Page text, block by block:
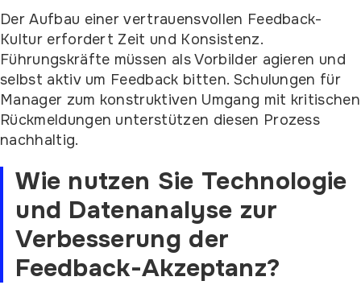
Der Aufbau einer vertrauensvollen Feedback-
Kultur erfordert Zeit und Konsistenz.
Führungskräfte müssen als Vorbilder agieren und
selbst aktiv um Feedback bitten. Schulungen für
Manager zum konstruktiven Umgang mit kritischen
Rückmeldungen unterstützen diesen Prozess
nachhaltig.
Wie nutzen Sie Technologie
und Datenanalyse zur
Verbesserung der
Feedback-Akzeptanz?